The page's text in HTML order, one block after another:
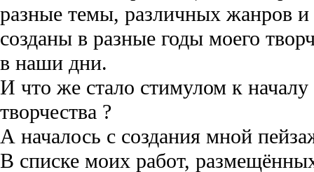
разные темы, различных жанров
созданы в разные годы моего
в наши дни.
И что же стало стимулом к началу
творчества ?
А началось с создания мной
В списке моих работ,